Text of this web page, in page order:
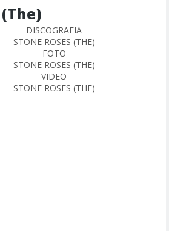
DISCOGRAFIA
STONE ROSES (THE)
FOTO
STONE ROSES (THE)
VIDEO
STONE ROSES (THE)